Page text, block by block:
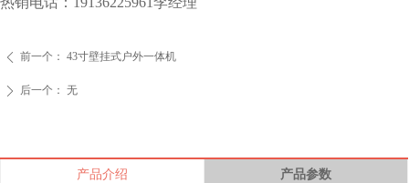
产品介绍 产品参数
ꄴ 前一个： 43寸壁挂式户外一体机
ꄲ 后一个： 无